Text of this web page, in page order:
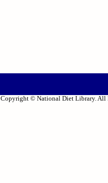
Copyright © National Diet Library. All